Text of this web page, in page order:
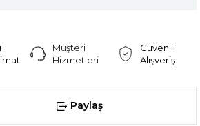
Müşteri
Hizmetleri
Güvenli
Alışveriş
Paylaş